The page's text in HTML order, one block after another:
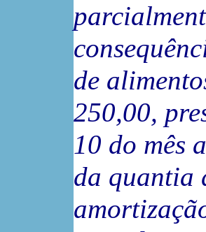
de
250,00,
10 do mês
da quantia